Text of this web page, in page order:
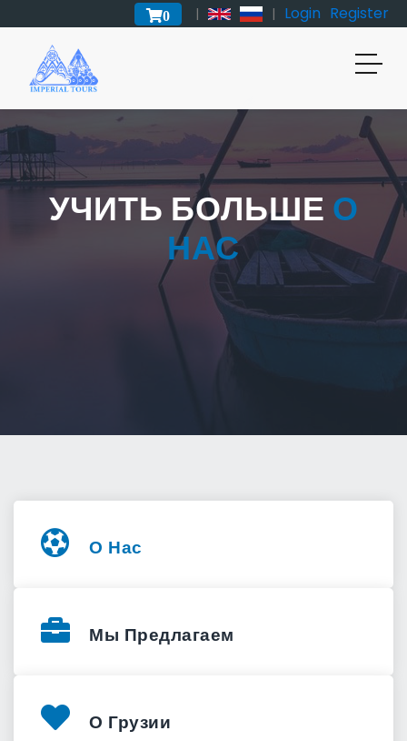
0 | | Login Register
УЧИТЬ БОЛЬШЕ О
НАС
О Нас
Мы Предлагаем
О Грузии